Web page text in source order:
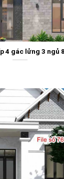
4 gác lửng 3 ngủ